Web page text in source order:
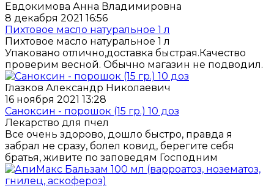
Евдокимова Анна Владимировна
8 декабря 2021 16:56
Пихтовое масло натуральное 1 л
Пихтовое масло натуральное 1 л
Упаковано отлично,доставка быстрая.Качество
проверим весной. Обычно магазин не подводил.
Глазков Александр Николаевич
16 ноября 2021 13:28
Саноксин - порошок (15 гр.) 10 доз
Лекарство для пчел
Все очень здорово, дошло быстро, правда я
забрал не сразу, болел ковид, берегите себя
братья, живите по заповедям Господним